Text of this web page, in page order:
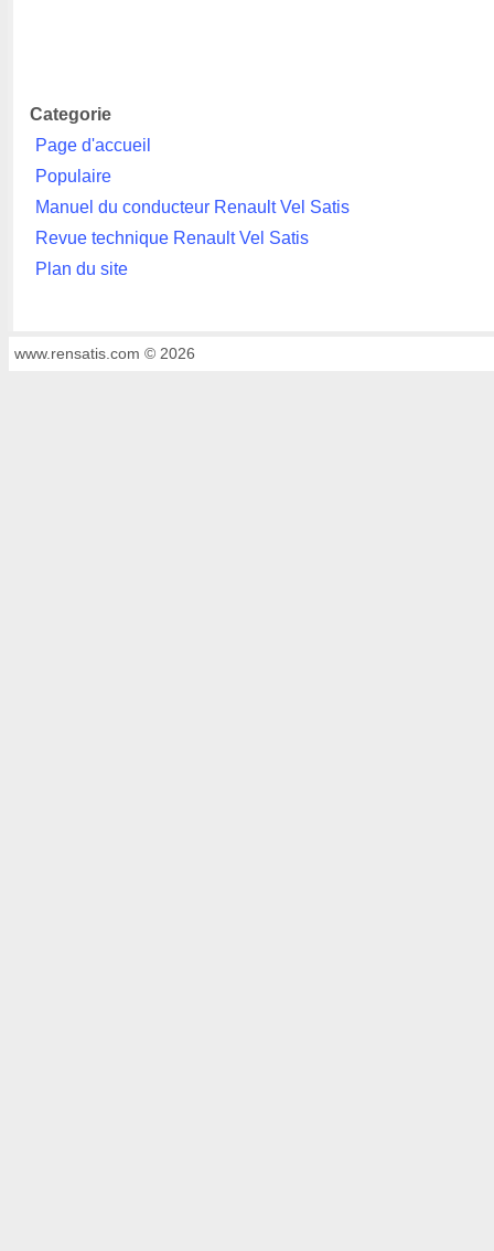
Categorie
Page d'accueil
Populaire
Manuel du conducteur Renault Vel Satis
Revue technique Renault Vel Satis
Plan du site
www.rensatis.com © 2026